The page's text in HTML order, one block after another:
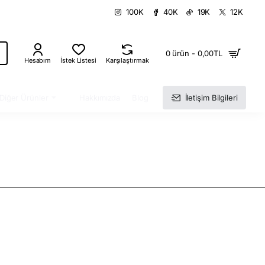
100K 40K 19K 12K
Hesabım İstek Listesi Karşılaştırmak
0 ürün - 0,00TL
İletişim Bilgileri